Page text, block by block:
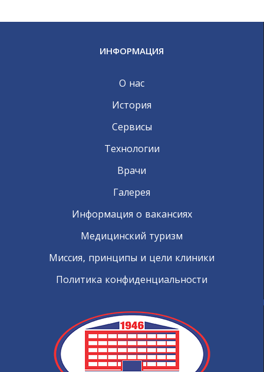
ИНФОРМАЦИЯ
О нас
История
Сервисы
Технологии
Врачи
Галерея
Информация о вакансиях
Медицинский туризм
Миссия, принципы и цели клиники
Политика конфиденциальности